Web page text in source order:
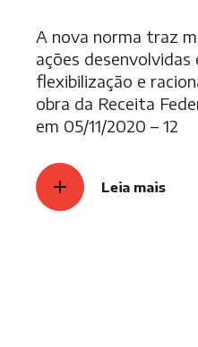
A nova norma traz
ações desenvolvidas
flexibilização e
obra da Receita
em 05/11/2020 – 12
Leia mais